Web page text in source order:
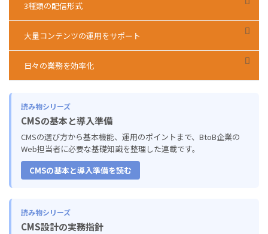
3種類の配信形式
大量コンテンツの運用をサポート
日々の業務を効率化
読み物シリーズ
CMSの基本と導入準備
CMSの選び方から基本機能、運用のポイントまで、BtoB企業の
Web担当者に必要な基礎知識を整理した連載です。
CMSの基本と導入準備を読む
読み物シリーズ
CMS設計の実務指針